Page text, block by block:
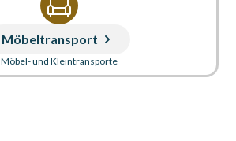
Möbeltransport
Möbel- und Kleintransporte